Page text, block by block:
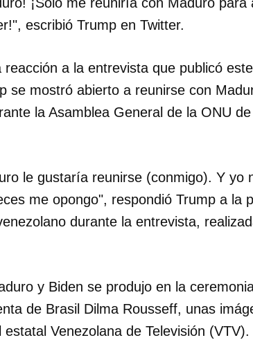
INICIAR SESIÓN CANCELAR
escribió Trump en Twitter.
a la entrevista que publicó
se mostró abierto a reunirse con
la Asamblea General de la ONU
le gustaría reunirse (conmigo). Y yo
me opongo", respondió Trump a la
durante la entrevista,
y Biden se produjo en la
de Brasil Dilma Rousseff, unas
Venezolana de Televisión (VTV).